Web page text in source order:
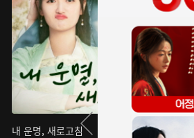
내 운명, 새로고침